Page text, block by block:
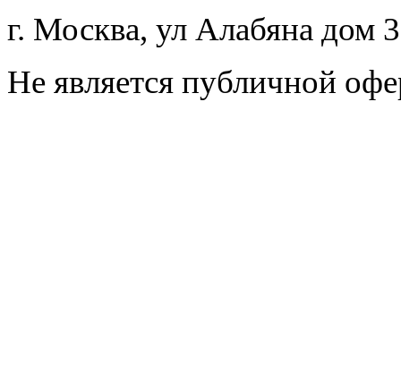
г. Москва, ул Алабяна дом
Не является публичной